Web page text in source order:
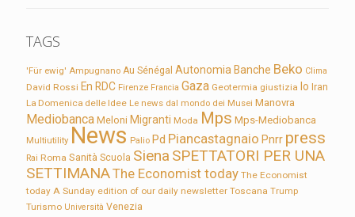
TAGS
'Für ewig' Ampugnano Au Sénégal Autonomia Banche Beko Clima
David Rossi En RDC Firenze Francia Gaza Geotermia giustizia Io Iran
La Domenica delle Idee Le news dal mondo dei Musei Manovra
Mediobanca Meloni Migranti Moda Mps Mps-Mediobanca
Multiutility News Palio Pd Piancastagnaio Pnrr press
Rai Roma Sanità Scuola Siena SPETTATORI PER UNA
SETTIMANAThe Economist today The Economist
today A Sunday edition of our daily newsletter Toscana Trump
Turismo Università Venezia